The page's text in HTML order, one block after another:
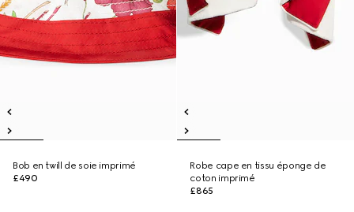
Bob en twill de soie imprimé
£490
Robe cape en tissu éponge de
coton imprimé
£865